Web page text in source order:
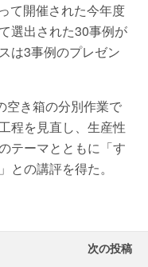
て開催された今年度
選出された30事例が
は3事例のプレゼン
空き箱の分別作業で
程を見直し、生産性
テーマとともに「す
との講評を得た。
次の投稿